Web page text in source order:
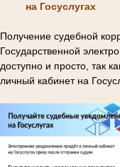
на Госуслугах
Получение судебной
Государственной
доступно и просто, так
личный кабинет на